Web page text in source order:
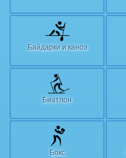
Байдарки и каноэ
Биатлон
Бокс